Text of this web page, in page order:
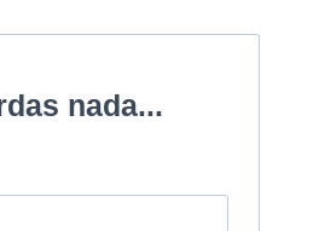
nada...